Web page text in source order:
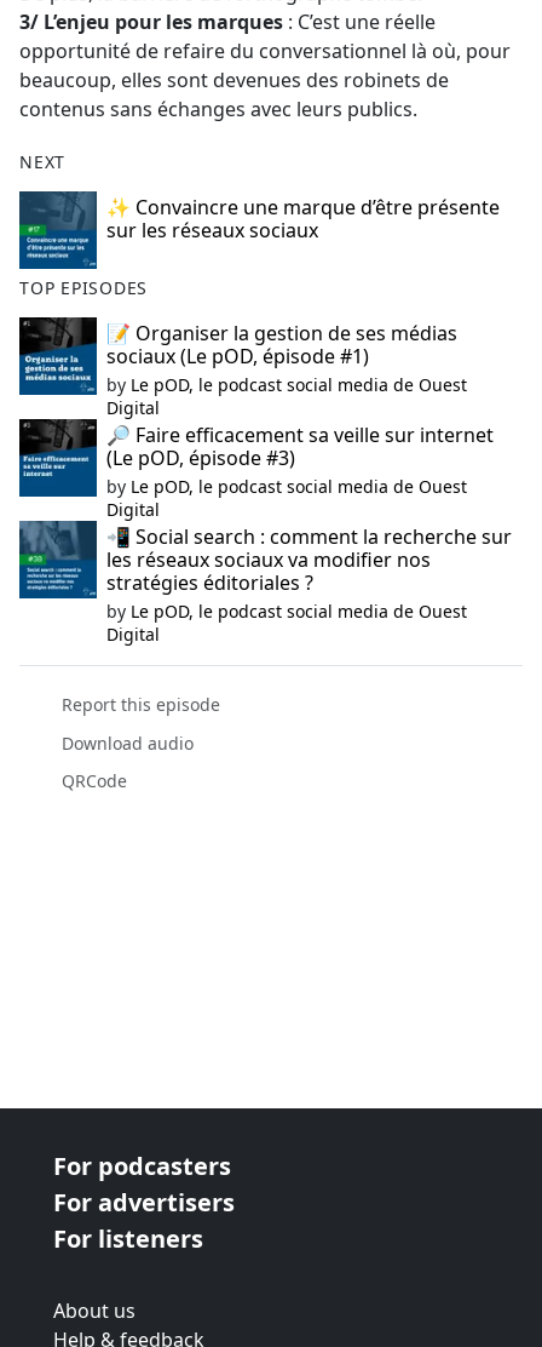
3/ L’enjeu pour les marques : C’est une réelle
opportunité de refaire du conversationnel là où, pour
beaucoup, elles sont devenues des robinets de
contenus sans échanges avec leurs publics.
NEXT
✨ Convaincre une marque d’être présente
sur les réseaux sociaux
TOP EPISODES
📝 Organiser la gestion de ses médias
sociaux (Le pOD, épisode #1)
by Le pOD, le podcast social media de Ouest
Digital
🔎 Faire efficacement sa veille sur internet
(Le pOD, épisode #3)
by Le pOD, le podcast social media de Ouest
Digital
📲 Social search : comment la recherche sur
les réseaux sociaux va modifier nos
stratégies éditoriales ?
by Le pOD, le podcast social media de Ouest
Digital
Report this episode
Download audio
QRCode
For podcasters
For advertisers
For listeners
About us
Help & feedback